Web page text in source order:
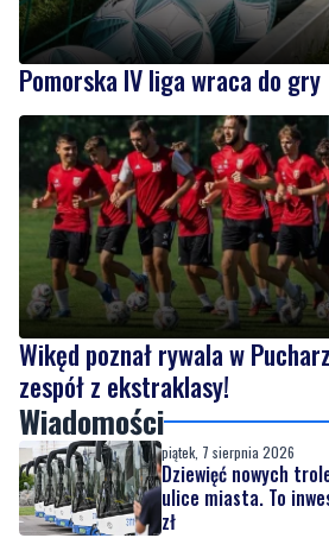
Pomorska IV liga wraca do gry
Wikęd poznał rywala w
zespół z ekstraklasy!
Wiadomości
piątek, 7 sierpnia 2026
Dziewięć nowych
ulice miasta. To
zł